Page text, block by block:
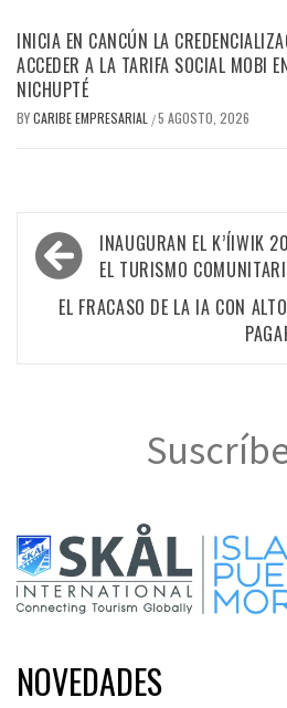
INICIA EN CANCÚN LA
ACCEDER A LA TARIFA SOCIAL MOBI
NICHUPTÉ
BYCARIBE EMPRESARIAL /5 AGOSTO, 2026
Navegación
de
entradas
INAUGURAN EL K’ÍIWIK
EL TURISMO
EL FRACASO DE LA IA CON
NOVEDADES